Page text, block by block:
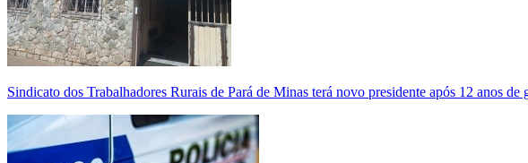
Sindicato dos Trabalhadores Rurais de Pará de Minas terá novo presidente após 12 anos de